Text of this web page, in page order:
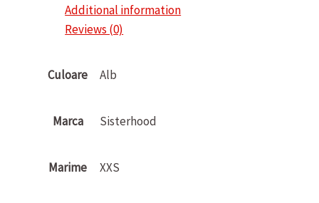
Additional information
Reviews (0)
Culoare Alb
Marca Sisterhood
Marime XXS